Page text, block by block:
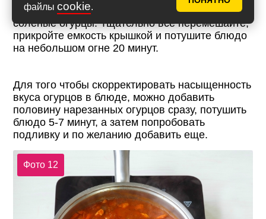
файлы cookie.
Снова доведите все до кипения и добавьте
соленые огурцы. Тщательно все перемешайте,
прикройте емкость крышкой и потушите блюдо
на небольшом огне 20 минут.
Для того чтобы скорректировать насыщенность
вкуса огурцов в блюде, можно добавить
половину нарезанных огурцов сразу, потушить
блюдо 5-7 минут, а затем попробовать
подливку и по желанию добавить еще.
Фото 12